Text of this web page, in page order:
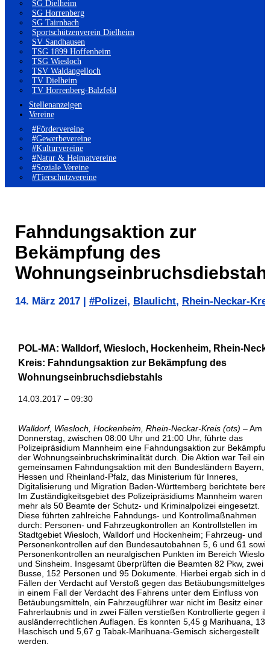
SG Dielheim
SG Horrenberg
SG Tairnbach
Sportschützenverein Dielheim
SV Sandhausen
TSG 1899 Hoffenheim
TSG Wiesloch
TSV Waldangelloch
TV Dielheim
TV Horrenberg-Balzfeld
Stellenanzeigen
Vereine
#Fördervereine
#Gewerbevereine
#Kulturvereine
#Natur & Heimatvereine
#Soziale Vereine
#Tierschutzvereine
Fahndungsaktion zur
Bekämpfung des
14. März 2017 #Polizei, Blaulicht, Rhein-Neckar-
POL-MA: Walldorf, Wiesloch, Hockenheim, Rhein-
Kreis: Fahndungsaktion zur Bekämpfung des
Wohnungseinbruchsdiebstahls
14.03.2017 – 09:30
Walldorf, Wiesloch, Hockenheim, Rhein-Neckar-Kreis (ots) – Am
Donnerstag, zwischen 08:00 Uhr und 21:00 Uhr, führte das
Polizeipräsidium Mannheim eine Fahndungsaktion zur
der Wohnungseinbruchskriminalität durch. Die Aktion war Teil
gemeinsamen Fahndungsaktion mit den Bundesländern Bayern,
Hessen und Rheinland-Pfalz, das Ministerium für Inneres,
Digitalisierung und Migration Baden-Württemberg berichtete
Im Zuständigkeitsgebiet des Polizeipräsidiums Mannheim waren
mehr als 50 Beamte der Schutz- und Kriminalpolizei eingesetzt.
Diese führten zahlreiche Fahndungs- und Kontrollmaßnahmen
durch: Personen- und Fahrzeugkontrollen an Kontrollstellen im
Stadtgebiet Wiesloch, Walldorf und Hockenheim; Fahrzeug- und
Personenkontrollen auf den Bundesautobahnen 5, 6 und 61 sowie
Personenkontrollen an neuralgischen Punkten im Bereich
und Sinsheim. Insgesamt überprüften die Beamten 82 Pkw, zwei
Busse, 152 Personen und 95 Dokumente. Hierbei ergab sich in
Fällen der Verdacht auf Verstoß gegen das
in einem Fall der Verdacht des Fahrens unter dem Einfluss von
Betäubungsmitteln, ein Fahrzeugführer war nicht im Besitz einer
Fahrerlaubnis und in zwei Fällen verstießen Kontrollierte gegen
ausländerrechtlichen Auflagen. Es konnten 5,45 g Marihuana,
Haschisch und 5,67 g Tabak-Marihuana-Gemisch sichergestellt
werden.